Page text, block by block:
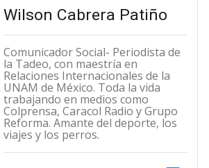
Wilson Cabrera Patiño
Comunicador Social- Periodista de
la Tadeo, con maestría en
Relaciones Internacionales de la
UNAM de México. Toda la vida
trabajando en medios como
Colprensa, Caracol Radio y Grupo
Reforma. Amante del deporte, los
viajes y los perros.